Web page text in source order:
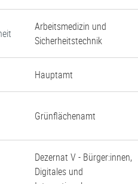
Arbeitsmedizin und
Sicherheitstechnik
Hauptamt
Grünflächenamt
Dezernat V - Bürger:innen,
Digitales und